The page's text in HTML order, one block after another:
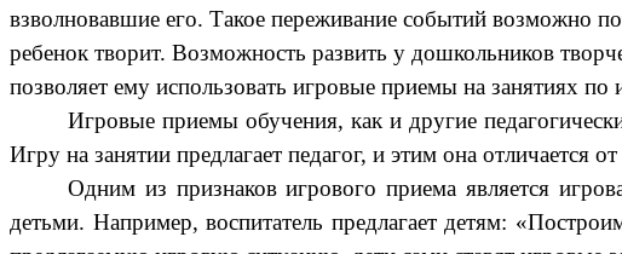
взволновавшие его. Такое переживание событий возможно
ребенок творит. Возможность развить у дошкольников
позволяет ему использовать игровые приемы на занятиях по
Игровые приемы обучения, как и другие
Игру на занятии предлагает педагог, и этим она
Одним из признаков игрового приема является
детьми. Например, воспитатель предлагает детям: